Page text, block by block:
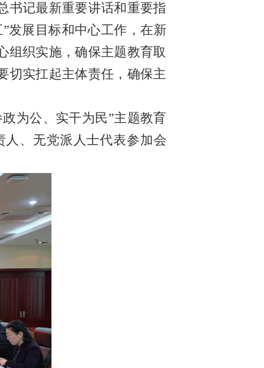
书记最新重要讲话和重要指
发展目标和中心工作，在新
组织实施，确保主题教育取
切实扛起主体责任，确保主
为公、实干为民”主题教育
人、无党派人士代表参加会